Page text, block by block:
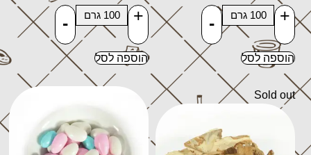
+
-
הוספה לסל
+
-
הוספה לסל
Sold out